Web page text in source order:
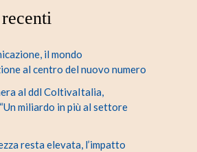
il mondo
al centro del nuovo numero
al ddl ColtivaItalia,
miliardo in più al settore
resta elevata, l’impatto